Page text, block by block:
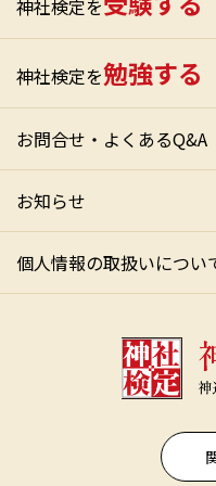
神社検定を
神社検定を勉強する
お問合せ・よくあるQ&A
お知らせ
個人情報の取扱いについ